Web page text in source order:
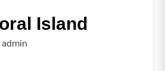
Island
admin